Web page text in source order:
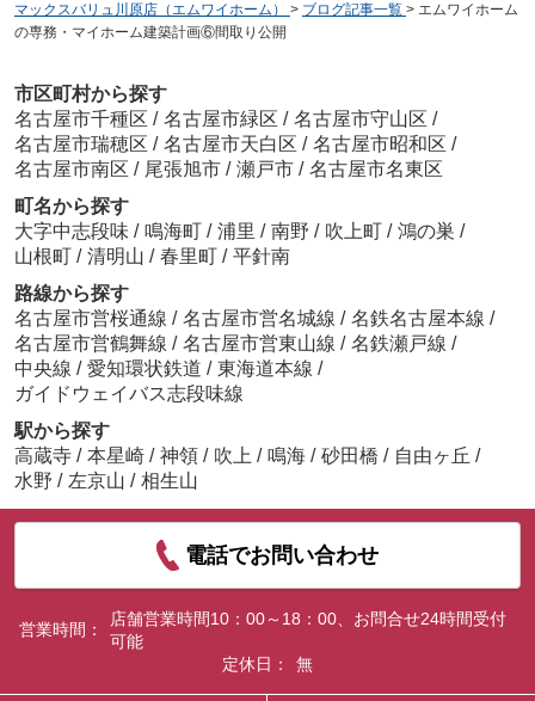
マックスバリュ川原店（エムワイホーム） > ブログ記事一覧 > エムワイホーム
の専務・マイホーム建築計画⑥間取り公開
市区町村から探す
名古屋市千種区 / 名古屋市緑区 / 名古屋市守山区 /
名古屋市瑞穂区 / 名古屋市天白区 / 名古屋市昭和区 /
名古屋市南区 / 尾張旭市 / 瀬戸市 / 名古屋市名東区
町名から探す
大字中志段味 / 鳴海町 / 浦里 / 南野 / 吹上町 / 鴻の巣 /
山根町 / 清明山 / 春里町 / 平針南
路線から探す
名古屋市営桜通線 / 名古屋市営名城線 / 名鉄名古屋本線 /
名古屋市営鶴舞線 / 名古屋市営東山線 / 名鉄瀬戸線 /
中央線 / 愛知環状鉄道 / 東海道本線 /
ガイドウェイバス志段味線
駅から探す
高蔵寺 / 本星崎 / 神領 / 吹上 / 鳴海 / 砂田橋 / 自由ヶ丘 /
水野 / 左京山 / 相生山
電話でお問い合わせ
営業時間：
店舗営業時間10：00～18：00、お問合せ24時間受付
可能
定休日：
無